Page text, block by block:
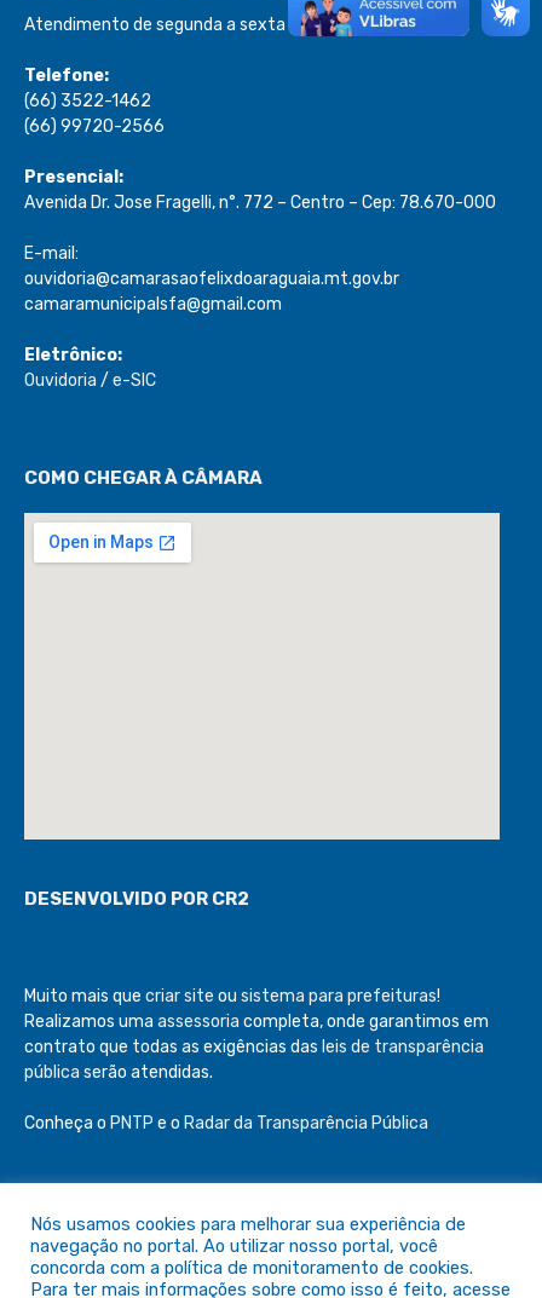
Atendimento de segunda a sexta de 08:00 às 13:00
Telefone:
(66) 3522-1462
(66) 99720-2566
Presencial:
Avenida Dr. Jose Fragelli, n°. 772 – Centro – Cep: 78.670-000
E-mail:
ouvidoria@camarasaofelixdoaraguaia.mt.gov.br
camaramunicipalsfa@gmail.com
Eletrônico:
Ouvidoria / e-SIC
COMO CHEGAR À CÂMARA
DESENVOLVIDO POR CR2
Muito mais que criar site ou sistema para prefeituras!
Realizamos uma assessoria completa, onde garantimos em
contrato que todas as exigências das leis de transparência
pública serão atendidas.
Conheça o PNTP e o Radar da Transparência Pública
Todos os direitos reservados a Câmara de São Félix do Araguaia
Nós usamos cookies para melhorar sua experiência de
navegação no portal. Ao utilizar nosso portal, você
concorda com a política de monitoramento de cookies.
Para ter mais informações sobre como isso é feito, acesse